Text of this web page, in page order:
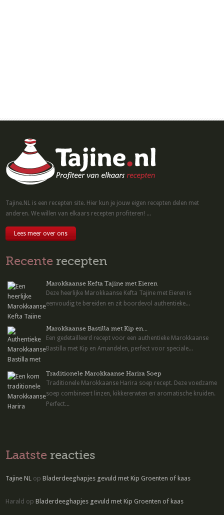
Tajine.NL is een recepten site. Hier kun je jouw eigen recepten delen met
anderen. We willen van elkaars recepten profiteren! ...
Lees meer over ons
Recente recepten
Marokkaanse Kefta Tajine met Eieren
Deze heerlijke Marokkaanse Kefta Tajine met Eieren is
eenvoudig te bereiden en zit boordevol authentieke...
Marokkaanse Bastilla met Kip en...
Een gedetailleerd recept voor een authentieke Marokkaanse
Bastilla met Kip en Amandelen, perfect voor speciale...
Traditionele Marokkaanse Harira Soep
Traditionele Marokkaanse Harira soep recept. Deze voedzame
soep combineert linzen, kikkererwten en aromatische kruiden.
Perfect...
Laatste reacties
Tajine NL opBladerdeeghapjes gevuld met Kip Groenten of kaas
Harald opBladerdeeghapjes gevuld met Kip Groenten of kaas